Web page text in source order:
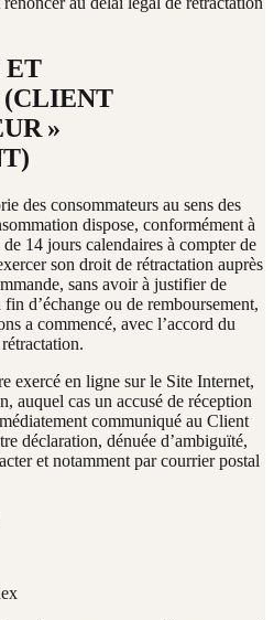
ET
(CLIENT
»
des consommateurs au sens des
dispose, conformément à
14 jours calendaires à compter de
son droit de rétractation auprès
sans avoir à justifier de
d’échange ou de remboursement,
a commencé, avec l’accord du
exercé en ligne sur le Site Internet,
auquel cas un accusé de réception
communiqué au Client
déclaration, dénuée d’ambiguïté,
et notamment par courrier postal